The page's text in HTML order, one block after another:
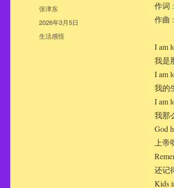
作词
作曲
I am
我是
I am
我的
I am
我那
God
上
还记
Kids
作
者
张津东
发
布
于
2026年3月5日
分
生活感悟